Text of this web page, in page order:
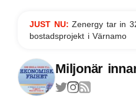
JUST NU:Zenergy tar in
bostadsprojekt i Värnamo
Miljonär